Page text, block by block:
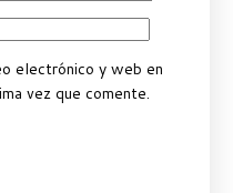
electrónico y web en
vez que comente.